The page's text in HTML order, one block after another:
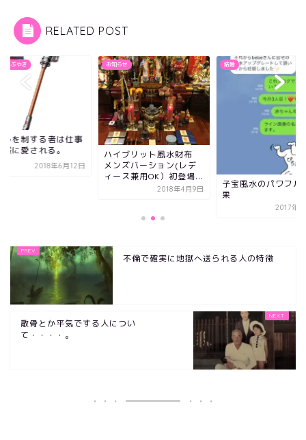
RELATED POST
つぶやき
ルを制する者は仕事
に愛される。
2018年6月12日
お知らせ
ハイブリット風水財布
メンズバーション(レデ
ィース兼用OK）初登場...
2018年4月9日
結婚
子宝風水のパワフル
果
2017年5
不倫で確実に地獄へ送られる人の特徴
散骨とか平気でする人につい
て・・・・。